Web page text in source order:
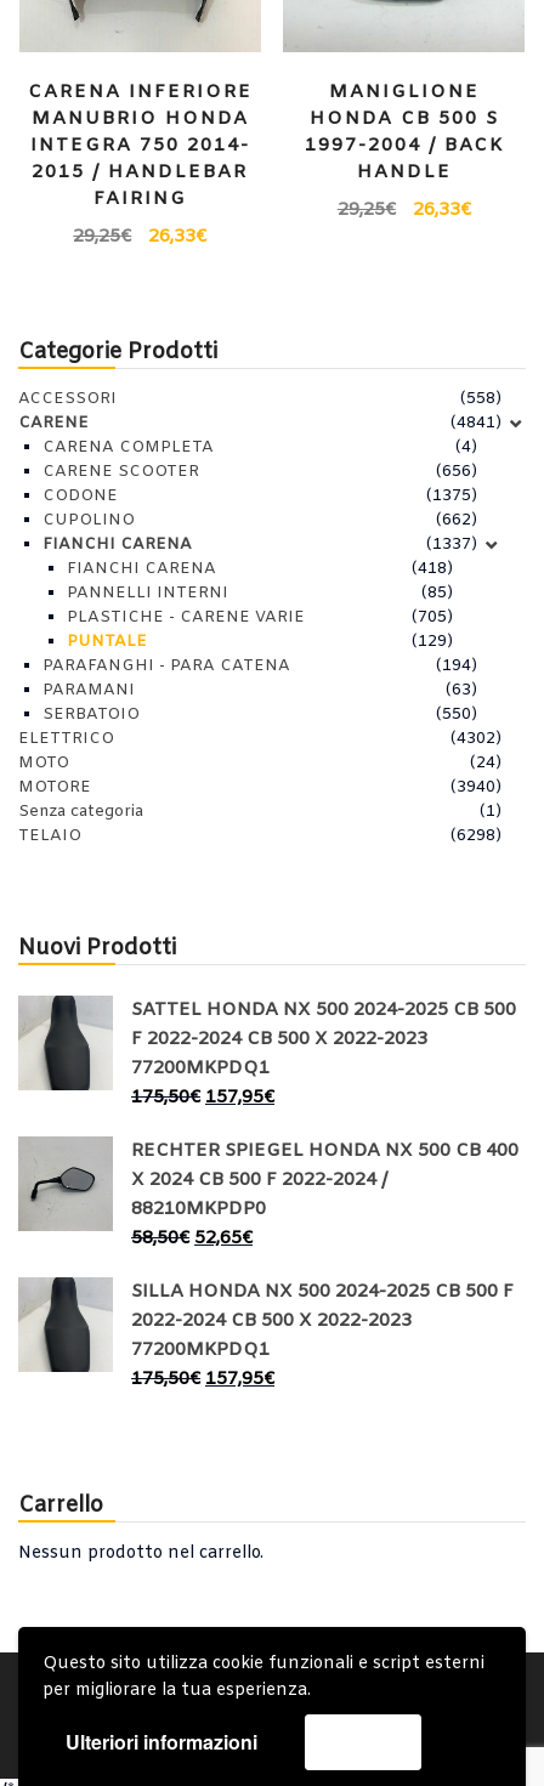
Questo sito utilizza cookie funzionali e script esterni
per migliorare la tua esperienza.
Ulteriori informazioni
CARENA INFERIORE
MANUBRIO HONDA
INTEGRA 750 2014-
2015 / HANDLEBAR
FAIRING
29,25€ 26,33€
MANIGLIONE
HONDA CB 500 S
1997-2004 / BACK
HANDLE
29,25€ 26,33€
Categorie Prodotti
ACCESSORI
(558)
CARENE
(4841)
CARENA COMPLETA
(4)
CARENE SCOOTER
(656)
CODONE
(1375)
CUPOLINO
(662)
FIANCHI CARENA
(1337)
FIANCHI CARENA
(418)
PANNELLI INTERNI
(85)
PLASTICHE - CARENE VARIE
(705)
PUNTALE
(129)
PARAFANGHI - PARA CATENA
(194)
PARAMANI
(63)
SERBATOIO
(550)
ELETTRICO
(4302)
MOTO
(24)
MOTORE
(3940)
Senza categoria
(1)
TELAIO
(6298)
Nuovi Prodotti
SATTEL HONDA NX 500 2024-2025 CB 500
F 2022-2024 CB 500 X 2022-2023
77200MKPDQ1
175,50€ 157,95€
RECHTER SPIEGEL HONDA NX 500 CB 400
X 2024 CB 500 F 2022-2024 /
88210MKPDP0
58,50€ 52,65€
SILLA HONDA NX 500 2024-2025 CB 500 F
2022-2024 CB 500 X 2022-2023
77200MKPDQ1
175,50€ 157,95€
Carrello
Nessun prodotto nel carrello.
Account Condizioni Generali
Spedizione e Consegna
Copyright © 2019 - System Bike Srl - Design by TDsolutions